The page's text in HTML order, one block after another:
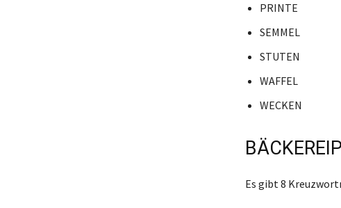
PRINTE
SEMMEL
STUTEN
WAFFEL
WECKEN
Es gibt 8